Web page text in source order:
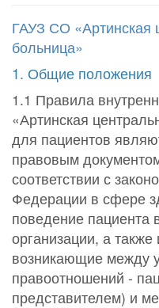
ГАУЗ СО «Артинская
больница»
1. Общие положения
1.1 Правила
«Артинская
для пациентов
правовым
соответствии с
Федерации в сфере
поведение пациента
организации, а
возникающие между
правоотношений -
представителем) и